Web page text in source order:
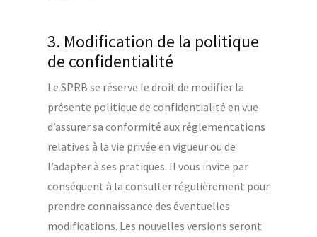
3. Modification de la politique
de confidentialité
Le SPRB se réserve le droit de modifier la
présente politique de confidentialité en vue
d’assurer sa conformité aux réglementations
relatives à la vie privée en vigueur ou de
l’adapter à ses pratiques. Il vous invite par
conséquent à la consulter régulièrement pour
prendre connaissance des éventuelles
modifications. Les nouvelles versions seront